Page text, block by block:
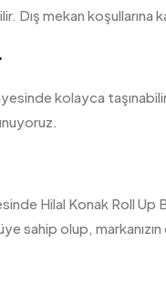
Dış mekan koşullarına
kolayca
Hilal Konak Roll
sahip olup,